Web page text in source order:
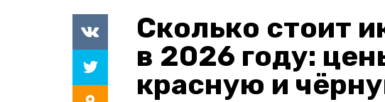
Сколько стоит
в 2026 году:
красную и